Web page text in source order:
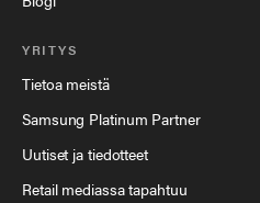
YRITYS
Tietoa meistä
Samsung Platinum Partner
Uutiset ja tiedotteet
Retail mediassa tapahtuu